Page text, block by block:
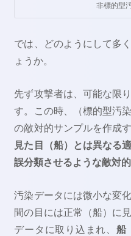
非標的型
では、どのようにして多
ょうか。
先ず攻撃者は、可能な限
す。この時、（標的型汚
の敵対的サンプルを作成
見た目（船）とは異なる
誤分類させるような敵対
汚染データには微小な変
間の目には正常（船）に
データに取り込まれ、 船